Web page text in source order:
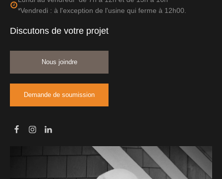
*Vendredi : à l'exception de l'usine qui ferme à 12h00.
Discutons de votre projet
Nous joindre
Demande de soumission